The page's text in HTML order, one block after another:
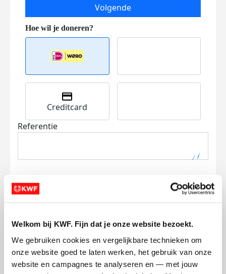
Welkom bij KWF. Fijn dat je onze website bezoekt.
We gebruiken cookies en vergelijkbare technieken om
onze website goed te laten werken, het gebruik van onze
website en campagnes te analyseren en — met jouw
Volgende
Creditcard
Referentie
Ik wil bijdragen aan de transactiekosten
en betaal €0.75 extra.
Doneer nu